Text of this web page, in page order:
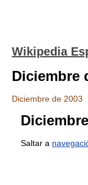
Wikipedia
Diciembre
Diciembre de 2003
Saltar a